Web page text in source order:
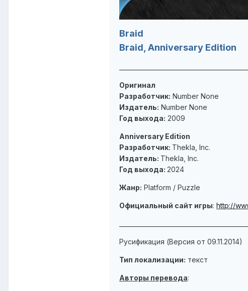
Braid
Braid, Anniversary Edition
Оригинал
Разработчик: Number None
Издатель: Number None
Год выхода: 2009
Anniversary Edition
Разработчик: Thekla, Inc.
Издатель: Thekla, Inc.
Год выхода: 2024
Жанр: Platform / Puzzle
Официальный сайт игры: http://
Русификация (Версия от 09.11.2014)
Тип локализации: текст
Авторы перевода: